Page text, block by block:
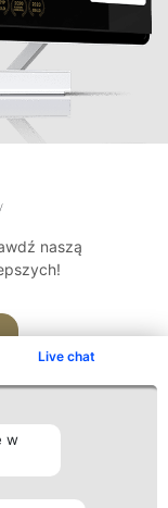
Live chat
w
naszą
Kontakt